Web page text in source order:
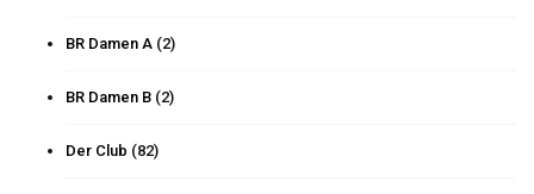
BR Damen A (2)
BR Damen B (2)
Der Club (82)